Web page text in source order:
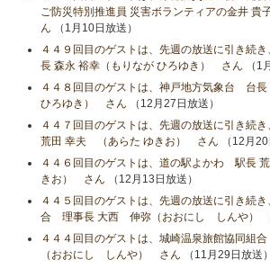
ご防災特別推進員 災害ボランティアの金井 貴
ん （1月10日放送）
４４９回目のゲストは、先週の放送に引き続
長 森永 裕幸（もりなが ひろゆき） さん （1
４４８回目のゲストは、神戸地方気象台 台長
ひろゆき） さん （12月27日放送）
４４７回目のゲストは、先週の放送に引き続
荒田 幸夫 （あらた ゆきお） さん （12月20
４４６回目のゲストは、道の駅よかわ 駅長
きお） さん （12月13日放送）
４４５回目のゲストは、先週の放送に引き続
合 理事長 大西 伸弥（おおにし しんや）
４４４回目のゲストは、城崎温泉旅館協同
（おおにし しんや） さん （11月29日放送）